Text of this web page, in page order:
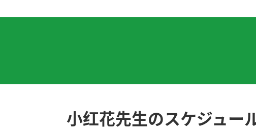
你的手好灵巧啊！很羡慕你呀！
对，我要做的是温故知新。把以前学过的复习。 老师
“拆字法”是把成语等几个汉字组成的词汇分开考虑意
多听多读是我的课题。但是到了瓶颈期之后，我的脑
小红花先生のスケジュー